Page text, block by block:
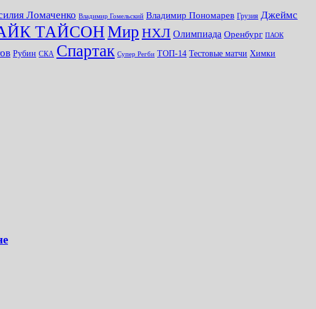
Ломаченко Владимир Гомельский Владимир Пономарев Грузия Джеймс
ТАЙСОНМир НХЛ Олимпиада Оренбург ПАОК
Рубин СКА Спартак Супер Регби ТОП-14 Тестовые матчи Химки